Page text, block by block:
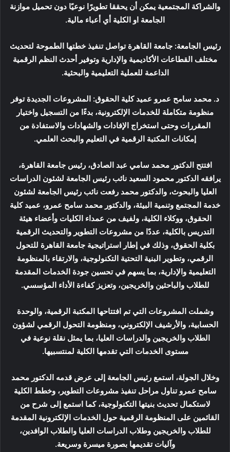
والشراكة المجتمعية يمكن أن يحققا تطويرًا نوعيًا دون تحميل موازنة
الجامعة او الكلية أي أعباء مالية.
رئيس الجامعة: جامعة القاهرة تواصل تنفيذ خطتها الطموحة لتحديث
مختلف القطاعات الأكاديمية والإدارية وتوفير أحدث النظم الرقمية
الداعمة للعملية التعليمية والبحثية.
د. محمد سامح عمرو عميد كلية الحقوق: المشروعات الجديدة توفر
منظومة متكاملة للخدمات الإلكترونية، بدءًا من التسجيل واختيار
المقررات وحتى استخراج الإفادات والشهادات والاستفادة من
إمكانات المكتبة الرقمية في التعليم والبحث العلمي.
افتتح الدكتور محمد سامي عبد الصادق، رئيس جامعة القاهرة،
يرافقه الدكتور محمود السعيد نائب رئيس الجامعة لشئون الدراسات
العليا والبحوث، والدكتور محمد رفعت نائب رئيس الجامعة لشئون
خدمة المجتمع وتنمية البيئة، والدكتور محمد سامح عمرو، عميد كلية
الحقوق، ووكلاء الكلية، ولفيف من عمداء الكليات وأعضاء هيئة
التدريس بالكلية، عددًا من مشروعات التطوير والتحديث الرقمية
بكلية الحقوق، وذلك في إطار استراتيجية جامعة القاهرة للتحول
الرقمي، وتطوير البنية التحتية التكنولوجية، والارتقاء بالمنظومة
التعليمية والإدارية، بما يسهم في تحسين جودة الخدمات المقدمة
للطلاب والباحثين والخريجين، وتعزيز كفاءة الأداء المؤسسي.
وشملت المشروعات التي تم افتتاحها المكتبة الرقمية، والوحدة
الحسابية، والأرشيف الإلكتروني، ومنظومة التحول الرقمي لشؤون
الطلاب والخريجين والدراسات العليا، بما يمثل نقلة نوعية في
مستوى الخدمات التي تقدمها الكلية لمنتسبيها.
وخلال الجولة، استمع رئيس الجامعة إلى عرض قدمه الدكتور محمد
سامح عمرو تناول مراحل تنفيذ مشروعات التطوير، وخطط الكلية
لاستكمال تحديث بنيتها التكنولوجية، كما استمع إلى شرح من
القائمين على المنظومة الرقمية حول الخدمات الإلكترونية المقدمة
للطلاب والخريجين وطلاب الدراسات العليا والطلاب الوافدين،
وآليات تقديمها بصورة ميسرة وسريعة.